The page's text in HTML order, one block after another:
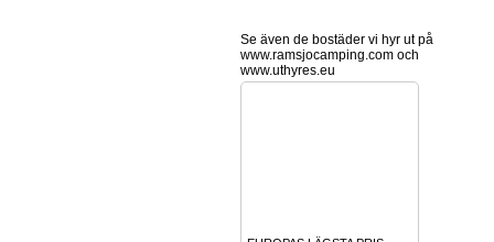
Se även de bostäder vi hyr ut på
www.ramsjocamping.com och
www.uthyres.eu